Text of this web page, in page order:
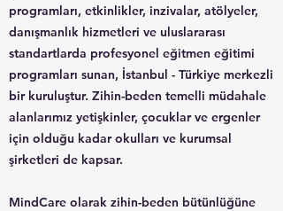
programları, etkinlikler, inzivalar, atölyeler,
danışmanlık hizmetleri ve uluslararası
standartlarda profesyonel eğitmen eğitimi
programları sunan, İstanbul - Türkiye merkezli
bir kuruluştur. Zihin-beden temelli müdahale
alanlarımız yetişkinler, çocuklar ve ergenler
için olduğu kadar okulları ve kurumsal
şirketleri de kapsar.
MindCare olarak zihin-beden bütünlüğüne